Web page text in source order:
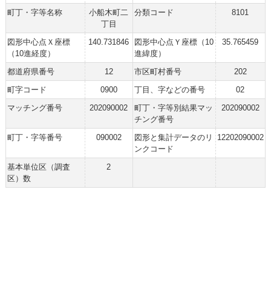
町丁・字等名称
小船木町二
丁目
分類コード 8101
図形中心点Ｘ座標
（10進経度）
140.731846
図形中心点Ｙ座標（10
進緯度）
35.765459
都道府県番号 12 市区町村番号
202
町字コード
0900 丁目、字などの番号
02
マッチング番号
202090002
町丁・字等別結果マッ
チング番号
202090002
町丁・字等番号 090002
図形と集計データのリ
ンクコード
12202090002
基本単位区（調査
区）数
2